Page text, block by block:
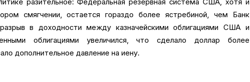
разительное: Федеральная резервная система США, хотя и
смягчении, остается гораздо более ястребиной, чем Банк
в доходности между казначейскими облигациями США и
облигациями увеличился, что сделало доллар более
дополнительное давление на иену.